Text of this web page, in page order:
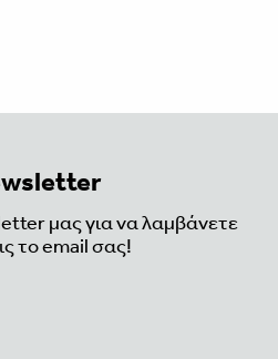
μας για να λαμβάνετε
το email σας!